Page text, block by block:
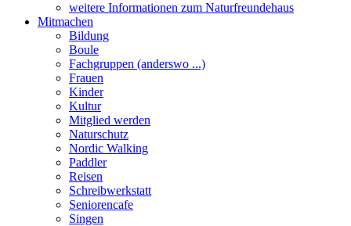
weitere Informationen zum Naturfreundehaus
Mitmachen
Bildung
Boule
Fachgruppen (anderswo ...)
Frauen
Kinder
Kultur
Mitglied werden
Naturschutz
Nordic Walking
Paddler
Reisen
Schreibwerkstatt
Seniorencafe
Singen